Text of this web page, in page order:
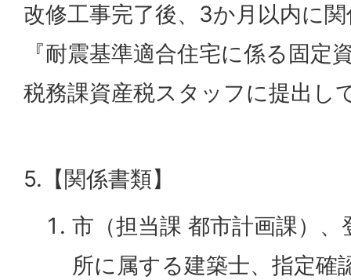
改修工事完了後、3か月以内に
『耐震基準適合住宅に係る固定
税務課資産税スタッフに提出し
5.【関係書類】
市（担当課 都市計画課）
所に属する建築士、指定確